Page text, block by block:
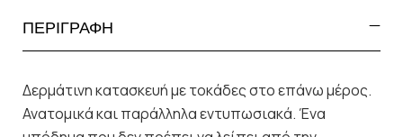
ΠΕΡΙΓΡΑΦΗ
Δερμάτινη κατασκευή με τοκάδες στο επάνω μέρος.
Ανατομικά και παράλληλα εντυπωσιακά. Ένα